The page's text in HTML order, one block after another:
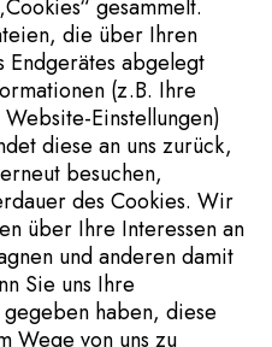
gesammelt.
die über Ihren
Endgerätes abgelegt
(z.B. Ihre
Einstellungen)
diese an uns zurück,
besuchen,
des Cookies. Wir
über Ihre Interessen an
und anderen damit
Sie uns Ihre
haben, diese
Wege von uns zu